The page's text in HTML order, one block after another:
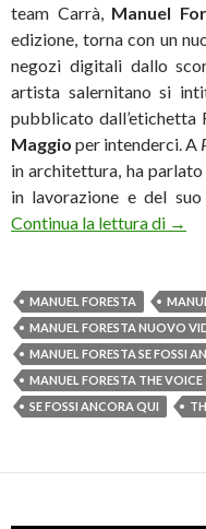
team Carrà, Manuel
edizione, torna con un
negozi digitali dallo
artista salernitano si
pubblicato dall’etichetta
Maggio per intenderci. A
in architettura, ha
in lavorazione e del suo
Continua la lettura di →
MANUEL FORESTA
MANUEL FORESTA NUOVO
MANUEL FORESTA SE FOSSI
MANUEL FORESTA THE VOICE
SE FOSSI ANCORA QUI